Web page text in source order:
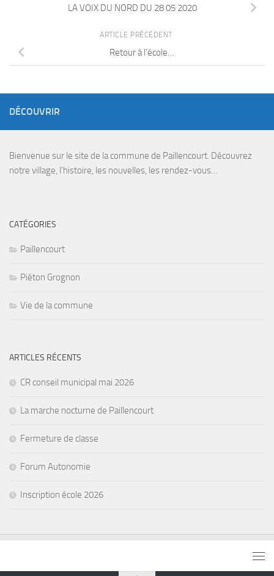
LA VOIX DU NORD DU 28 05 2020
ARTICLE PRÉCÉDENT
Retour à l’école…
DÉCOUVRIR
Bienvenue sur le site de la commune de Paillencourt. Découvrez
notre village, l’histoire, les nouvelles, les rendez-vous…
CATÉGORIES
Paillencourt
Piéton Grognon
Vie de la commune
ARTICLES RÉCENTS
CR conseil municipal mai 2026
La marche nocturne de Paillencourt
Fermeture de classe
Forum Autonomie
Inscription école 2026